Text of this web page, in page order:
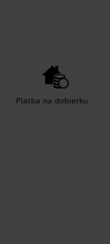
Platba na dobierku